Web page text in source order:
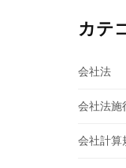
カテ
会社法
会社法施
会社計算